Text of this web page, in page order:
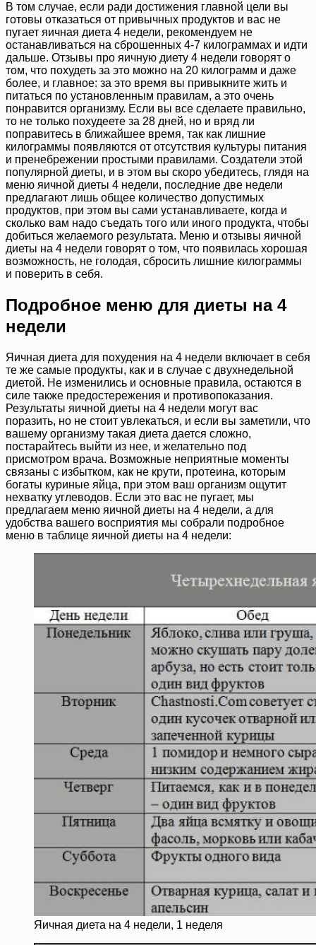
В том случае, если ради достижения главной цели вы
готовы отказаться от привычных продуктов и вас не
пугает яичная диета 4 недели, рекомендуем не
останавливаться на сброшенных 4-7 килограммах и идти
дальше. Отзывы про яичную диету 4 недели говорят о
том, что похудеть за это можно на 20 килограмм и даже
более, и главное: за это время вы привыкните жить и
питаться по установленным правилам, а это очень
понравится организму. Если вы все сделаете правильно,
то не только похудеете за 28 дней, но и вряд ли
поправитесь в ближайшее время, так как лишние
килограммы появляются от отсутствия культуры питания
и пренебрежении простыми правилами. Создатели этой
популярной диеты, и в этом вы скоро убедитесь, глядя на
меню яичной диеты 4 недели, последние две недели
предлагают лишь общее количество допустимых
продуктов, при этом вы сами устанавливаете, когда и
сколько вам надо съедать того или иного продукта, чтобы
добиться желаемого результата. Меню и отзывы яичной
диеты на 4 недели говорят о том, что появилась хорошая
возможность, не голодая, сбросить лишние килограммы
и поверить в себя.
Подробное меню для диеты на 4
недели
Яичная диета для похудения на 4 недели включает в себя
те же самые продукты, как и в случае с двухнедельной
диетой. Не изменились и основные правила, остаются в
силе также предостережения и противопоказания.
Результаты яичной диеты на 4 недели могут вас
поразить, но не стоит увлекаться, и если вы заметили, что
вашему организму такая диета дается сложно,
постарайтесь выйти из нее, и желательно под
присмотром врача. Возможные неприятные моменты
связаны с избытком, как не крути, протеина, которым
богаты куриные яйца, при этом ваш организм ощутит
нехватку углеводов. Если это вас не пугает, мы
предлагаем меню яичной диеты на 4 недели, а для
удобства вашего восприятия мы собрали подробное
меню в таблице яичной диеты на 4 недели:
Яичная диета на 4 недели, 1 неделя